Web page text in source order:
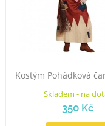
Kostým Pohádková
Skladem - na
350 Kč